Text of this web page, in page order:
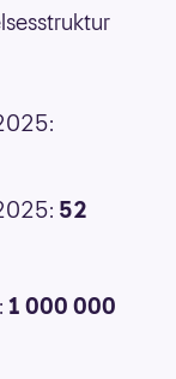
52
1 000 000